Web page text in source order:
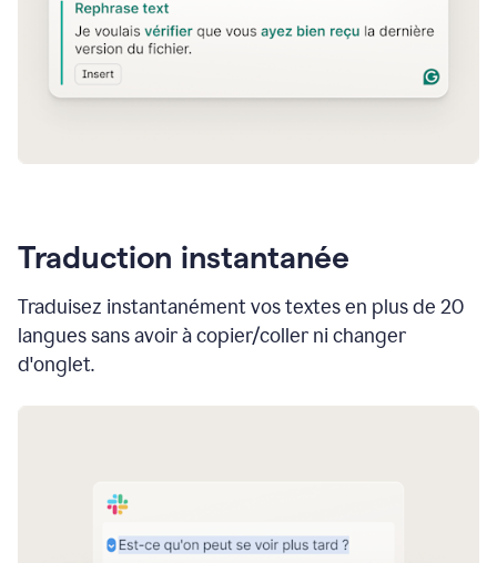
Traduction instantanée
Traduisez instantanément vos textes en plus de 20
langues sans avoir à copier/coller ni changer
d'onglet.